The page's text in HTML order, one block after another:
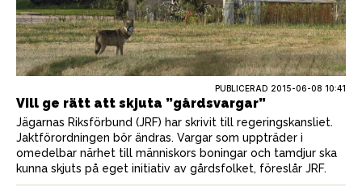
PUBLICERAD 2015-06-08 10:41
Vill ge rätt att skjuta ”gårdsvargar”
Jägarnas Riksförbund (JRF) har skrivit till regeringskansliet.
Jaktförordningen bör ändras. Vargar som uppträder i
omedelbar närhet till människors boningar och tamdjur ska
kunna skjuts på eget initiativ av gårdsfolket, föreslår JRF.